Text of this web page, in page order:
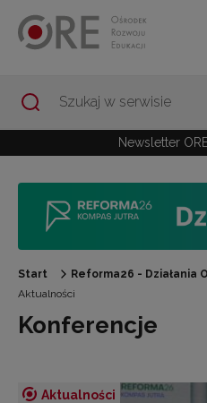
Newsletter
Start Reforma26 - Działania
Aktualności
Konferencje
Aktualności